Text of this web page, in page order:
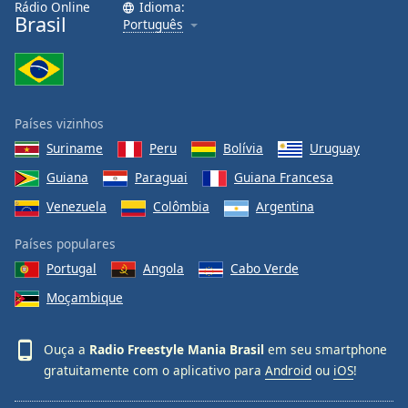
Rádio Online
Brasil
Idioma:
Português
Países vizinhos
Suriname
Peru Bolívia
Uruguay
Guiana
Paraguai
Guiana Francesa
Venezuela
Colômbia Argentina
Países populares
Portugal
Angola
Cabo Verde
Moçambique
Ouça a Radio Freestyle Mania Brasil em seu smartphone
gratuitamente com o aplicativo para Android ou iOS!